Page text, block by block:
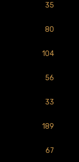
35
80
104
56
33
189
67